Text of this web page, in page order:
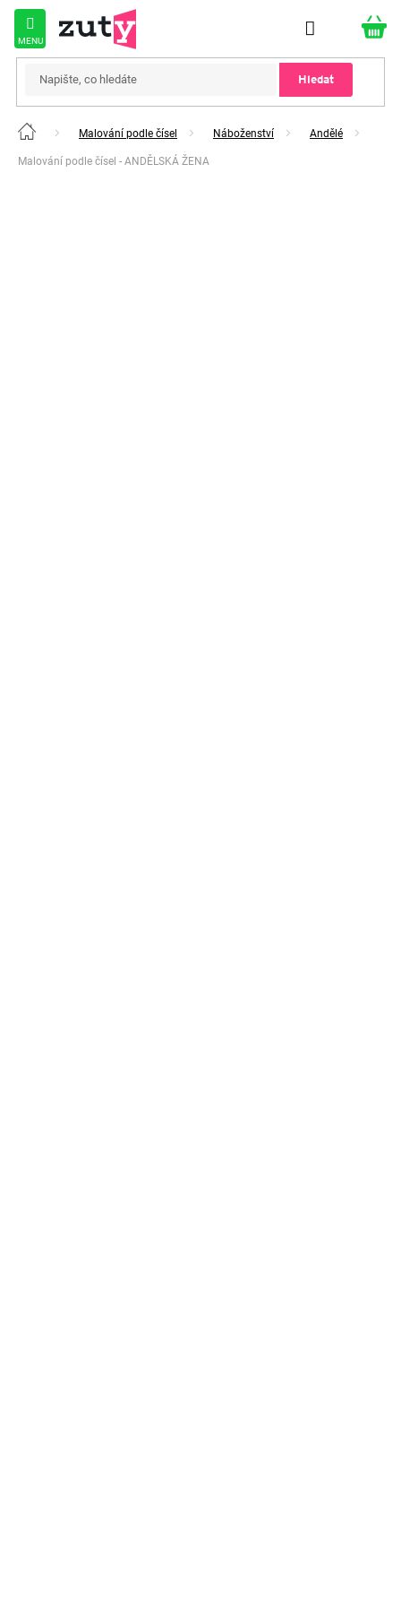
Přejít
obsah
Hledat
Domů Malování podle čísel Náboženství Andělé
Malování podle čísel - ANDĚLSKÁ ŽENA